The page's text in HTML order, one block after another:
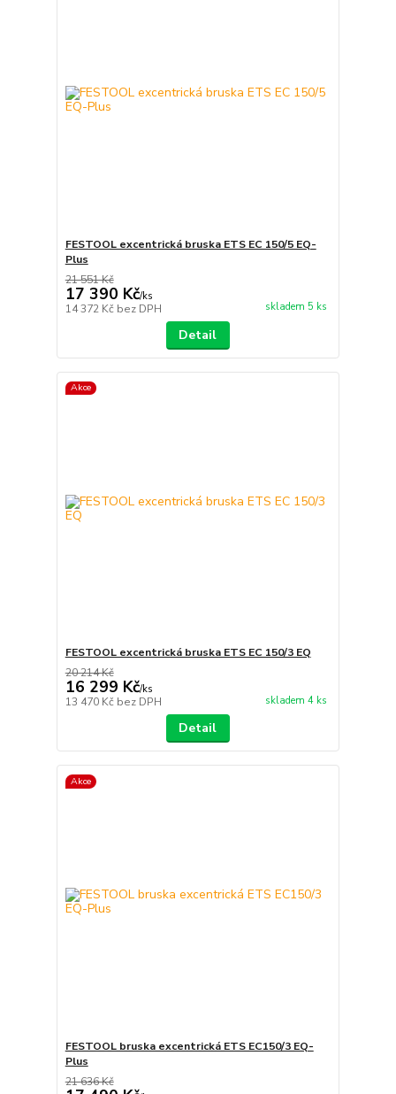
FESTOOL excentrická bruska ETS EC 150/5 EQ-
Plus
21 551 Kč
17 390 Kč/ks
14 372 Kč bez DPH skladem 5 ks
Detail
Akce
FESTOOL excentrická bruska ETS EC 150/3 EQ
20 214 Kč
16 299 Kč/ks
13 470 Kč bez DPH skladem 4 ks
Detail
Akce
FESTOOL bruska excentrická ETS EC150/3 EQ-
Plus
21 636 Kč